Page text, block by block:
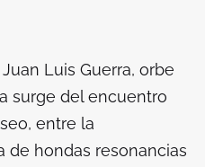
Luis Guerra, orbe
surge del encuentro
entre la
de hondas resonancias